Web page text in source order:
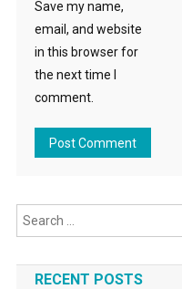
Save my name,
email, and website
in this browser for
the next time I
comment.
RECENT POSTS